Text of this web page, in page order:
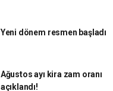
Yeni dönem resmen başladı
Ağustos ayı kira zam oranı
açıklandı!